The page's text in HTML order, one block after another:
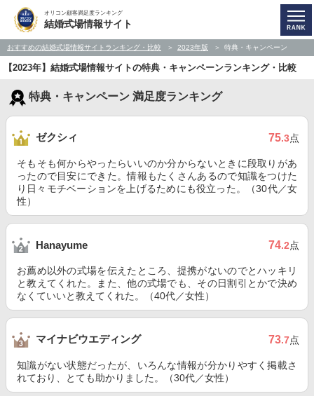
オリコン顧客満足度ランキング
結婚式場情報サイト
おすすめの結婚式場情報サイトランキング・比較 2023年版 特典・キャンペーン
【2023年】結婚式場情報サイトの特典・キャンペーンランキング・比較
特典・キャンペーン 満足度ランキング
ゼクシィ 75.3点
そもそも何からやったらいいのか分からないときに段取りがあ
ったので目安にできた。情報もたくさんあるので知識をつけた
り日々モチベーションを上げるためにも役立った。（30代／女
性）
Hanayume 74.2点
お薦め以外の式場を伝えたところ、提携がないのでとハッキリ
と教えてくれた。また、他の式場でも、その日割引とかで決め
なくていいと教えてくれた。（40代／女性）
マイナビウエディング 73.7点
知識がない状態だったが、いろんな情報が分かりやすく掲載さ
れており、とても助かりました。（30代／女性）